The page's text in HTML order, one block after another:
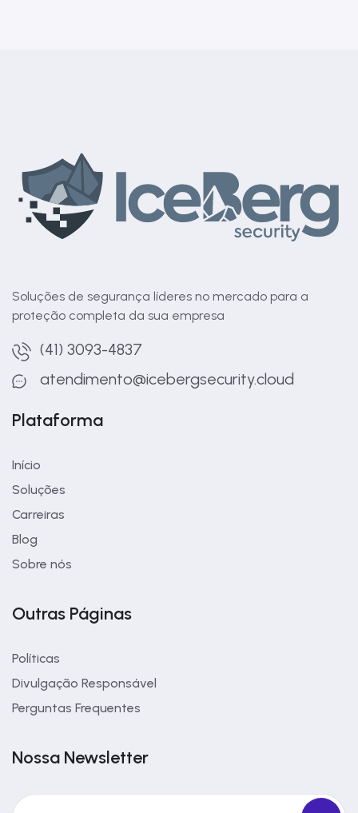
Soluções de segurança líderes no mercado para a
proteção completa da sua empresa
(41) 3093-4837
atendimento@icebergsecurity.cloud
Plataforma
Início
Soluções
Carreiras
Blog
Sobre nós
Outras Páginas
Políticas
Divulgação Responsável
Perguntas Frequentes
Nossa Newsletter